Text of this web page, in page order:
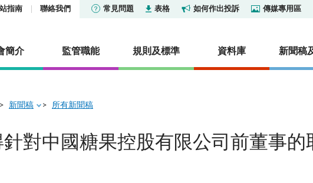
指南 聯絡我們 常見問題 表格 如何作出投訴 傳媒專用區
簡介 監管職能 規則及標準 資料庫 新聞稿
社會責任
機構社會責任委員會
品列表
基金列表
市場
市場統計數據及研究
例》第XV部—披露
香港證券市場投資者識別碼及場外
證券交易匯報制度
中介人
報告及調查
其他報告及調查
活動
新聞稿 所有新聞稿
對中國糖果控股有限公司前董事的